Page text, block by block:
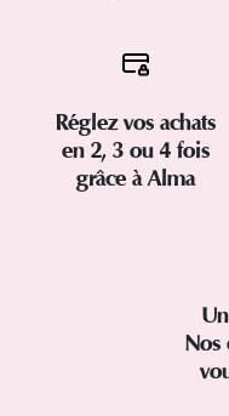
Réglez vos achats
en 2, 3 ou 4 fois
grâce à Alma
Nos